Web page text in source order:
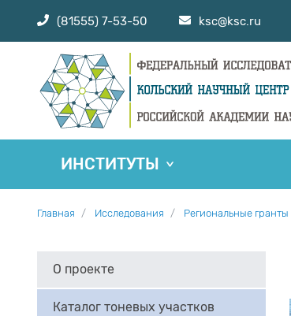
(81555) 7-53-50 ksc@ksc.ru
ИНСТИТУТЫ
Главная Исследования Региональные гранты
О проекте
Каталог тоневых участков